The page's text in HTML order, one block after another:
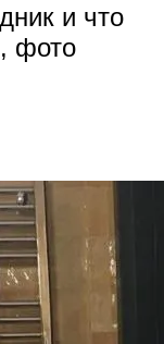
и что
фото